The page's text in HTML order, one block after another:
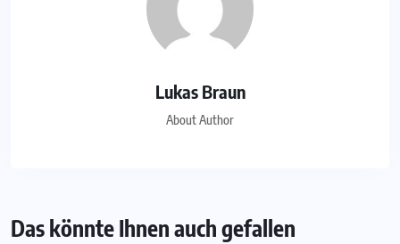
Lukas Braun
About Author
Das könnte Ihnen auch gefallen